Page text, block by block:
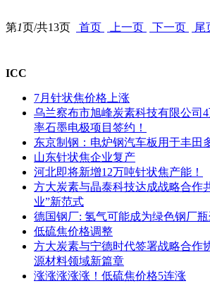
第1页/共13页 首页 上一页 下一页 尾
ICC
7月针状焦价格上涨
乌兰察布市旭峰炭素科技有限公司
率石墨电极项目签约！
东京制钢：电炉钢汽车板用于丰田
山东针状焦企业复产
河北即将新增12万吨针状焦产能！
方大炭素与晶泰科技达成战略合作
业”新范式
德国钢厂: 氢气可能成为绿色钢厂瓶
低硫焦价格调整
方大炭素与宁德时代签署战略合作
源材料领域新篇章
涨涨涨涨涨！低硫焦价格5连涨